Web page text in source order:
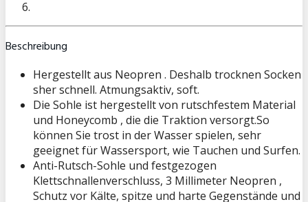
Beschreibung
Hergestellt aus Neopren . Deshalb trocknen Socken
sher schnell. Atmungsaktiv, soft.
Die Sohle ist hergestellt von rutschfestem Material
und Honeycomb , die die Traktion versorgt.So
können Sie trost in der Wasser spielen, sehr
geeignet für Wassersport, wie Tauchen und Surfen.
Anti-Rutsch-Sohle und festgezogen
Klettschnallenverschluss, 3 Millimeter Neopren ,
Schutz vor Kälte, spitze und harte Gegenstände und